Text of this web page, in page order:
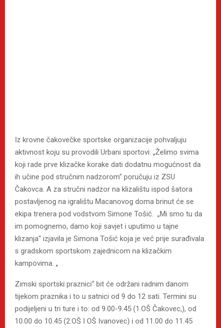
Iz krovne čakovečke sportske organizacije pohvaljuju
aktivnost koju su provodili Urbani sportovi: „Želimo svima
koji rade prve klizačke korake dati dodatnu mogućnost da
ih učine pod stručnim nadzorom“ poručuju iz ZSU
Čakovca. A za stručni nadzor na klizalištu ispod šatora
postavljenog na igralištu Macanovog doma brinut će se
ekipa trenera pod vodstvom Simone Tošić. „Mi smo tu da
im pomognemo, damo koji savjet i uputimo u tajne
klizanja“ izjavila je Simona Tošić koja je već prije surađivala
s gradskom sportskom zajednicom na klizačkim
kampovima. „
Zimski sportski praznici“ bit će održani radnim danom
tijekom praznika i to u satnici od 9 do 12 sati. Termini su
podijeljeni u tri ture i to: od 9.00-9.45 (1.OŠ Čakovec,), od
10.00 do 10.45 (2.OŠ I OŠ Ivanovec) i od 11.00 do 11.45